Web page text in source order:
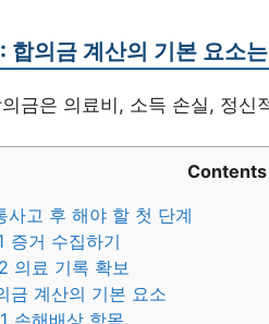
합의금 계산의 기본 요소
금은 의료비, 소득 손실, 정신
Contents
사고 후 해야 할 첫 단계
증거 수집하기
의료 기록 확보
금 계산의 기본 요소